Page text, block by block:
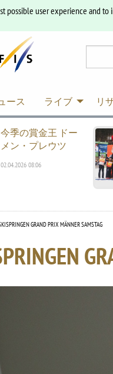
possible user experience and to
ース ライブ リ
今季の賞金王 ドー
メン・プレウツ
02.04.2026 08:06
GRAND PRIX MÄNNER SAMSTAG